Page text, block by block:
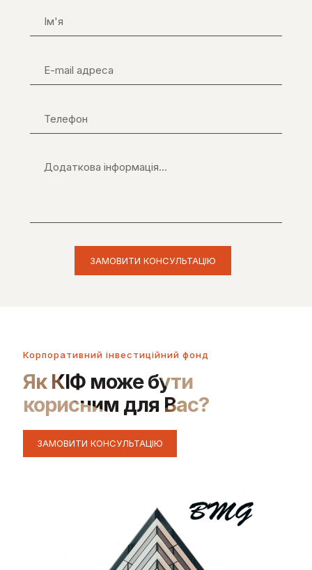
Корпоративний інвестиційний фонд
Як КІФ може бути
корисним для Вас?
ЗАМОВИТИ КОНСУЛЬТАЦІЮ